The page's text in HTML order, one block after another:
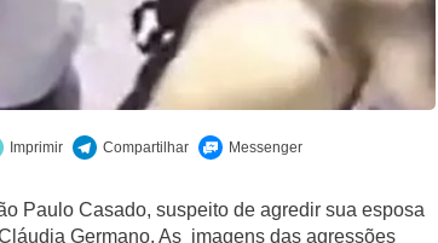
Paulo Casado, suspeito de agredir sua esposa
Germano. As imagens das agressões